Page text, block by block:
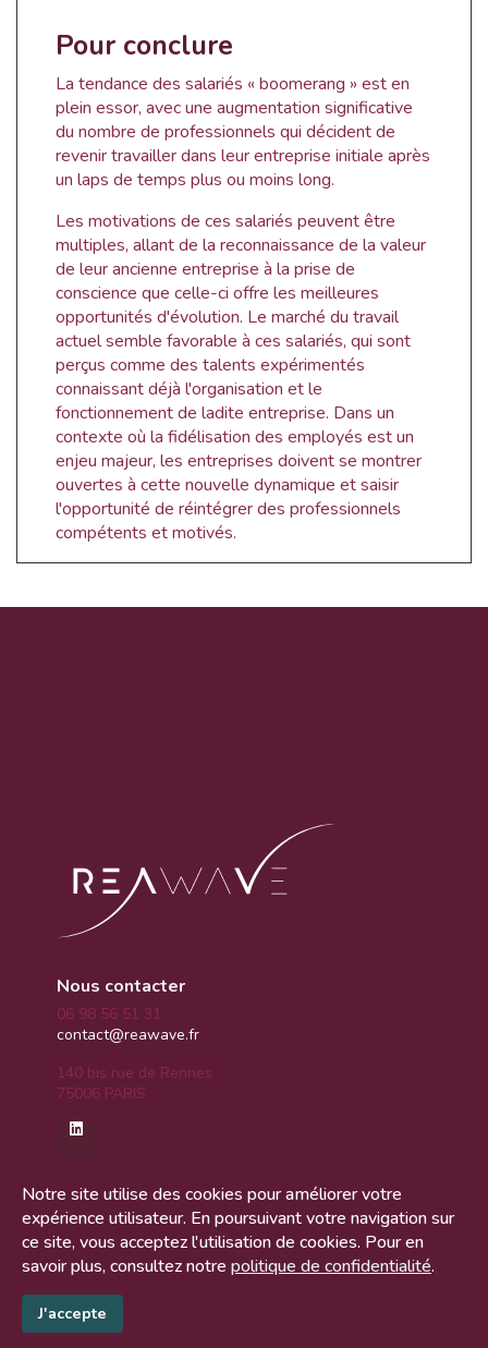
Pour conclure
La tendance des salariés « boomerang » est en
plein essor, avec une augmentation significative
du nombre de professionnels qui décident de
revenir travailler dans leur entreprise initiale après
un laps de temps plus ou moins long.
Les motivations de ces salariés peuvent être
multiples, allant de la reconnaissance de la valeur
de leur ancienne entreprise à la prise de
conscience que celle-ci offre les meilleures
opportunités d'évolution. Le marché du travail
actuel semble favorable à ces salariés, qui sont
perçus comme des talents expérimentés
connaissant déjà l'organisation et le
fonctionnement de ladite entreprise. Dans un
contexte où la fidélisation des employés est un
enjeu majeur, les entreprises doivent se montrer
ouvertes à cette nouvelle dynamique et saisir
l'opportunité de réintégrer des professionnels
compétents et motivés.
Nous contacter
06 98 56 51 31
contact@reawave.fr
140 bis rue de Rennes
75006 PARIS
Plan du site
"> Accueil
Nous sommes
Vous êtes
Vos besoins
Blog
Actualités
Recrutement
Notre site utilise des cookies pour améliorer votre
expérience utilisateur. En poursuivant votre navigation sur
ce site, vous acceptez l'utilisation de cookies. Pour en
savoir plus, consultez notre politique de confidentialité.
J'accepte